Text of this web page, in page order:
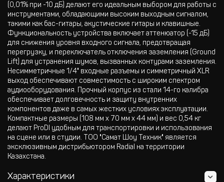
(0,01% при -10 дБ) делают его идеальным выбором для работы с
инструментами, обладающими высоким выходным сигналом,
такими как бас-гитары, акустические гитары и клавишные.
Функциональность устройства включает аттенюатор (-15 дБ)
для снижения уровня входного сигнала, предотвращая
перегрузку, и переключатель отключения заземления (Ground
Lift) для устранения шумов, вызванных контурами заземления.
Несимметричные 1/4" входные разъемы и симметричный XLR
выход обеспечивают совместимость с широким спектром
аудиооборудования. Прочный корпус из стали 14-го калибра
обеспечивает долговечность и защиту внутренних
компонентов даже в самых жестких условиях эксплуатации.
Компактные размеры (108 мм x 70 мм x 44 мм) и вес 0,54 кг
делают ProDI удобным для транспортировки и использования
на сцене или в студии. ТОО "Самат Шоу Техник" является
эксклюзивным дистрибьютором Radial на территории
Казахстана.
Характеристики